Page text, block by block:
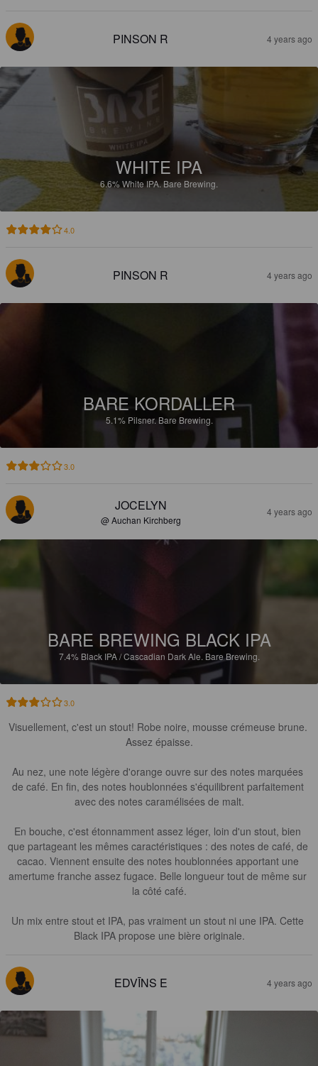
PINSON R 4 years ago
WHITE IPA
6.6%White IPA.Bare Brewing.
4.0
PINSON R 4 years ago
BARE KORDALLER
5.1% Pilsner.Bare Brewing.
3.0
JOCELYN
@ Auchan Kirchberg
4 years ago
BARE BREWING BLACK IPA
7.4% Black IPA / Cascadian Dark Ale. Bare Brewing.
3.0
Visuellement, c'est un stout! Robe noire, mousse crémeuse brune.
Assez épaisse.
Au nez, une note légère d'orange ouvre sur des notes marquées
de café. En fin, des notes houblonnées s'équilibrent parfaitement
avec des notes caramélisées de malt.
En bouche, c'est étonnamment assez léger, loin d'un stout, bien
que partageant les mêmes caractéristiques : des notes de café, de
cacao. Viennent ensuite des notes houblonnées apportant une
amertume franche assez fugace. Belle longueur tout de même sur
la côté café.
Un mix entre stout et IPA, pas vraiment un stout ni une IPA. Cette
Black IPA propose une bière originale.
EDVĪNS E 4 years ago